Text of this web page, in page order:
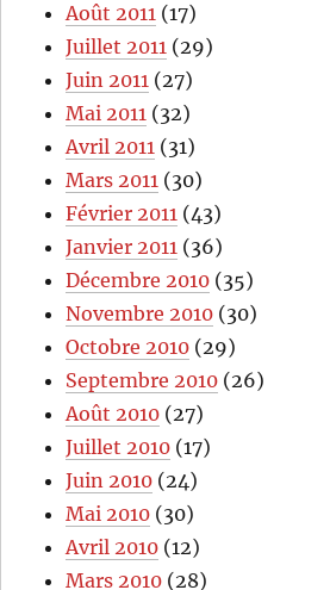
Août 2011 (17)
Juillet 2011 (29)
Juin 2011 (27)
Mai 2011 (32)
Avril 2011 (31)
Mars 2011 (30)
Février 2011 (43)
Janvier 2011 (36)
Décembre 2010 (35)
Novembre 2010 (30)
Octobre 2010 (29)
Septembre 2010 (26)
Août 2010 (27)
Juillet 2010 (17)
Juin 2010 (24)
Mai 2010 (30)
Avril 2010 (12)
Mars 2010 (28)